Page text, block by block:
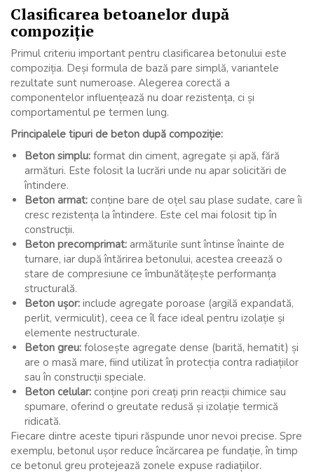
Clasificarea betoanelor după
compoziție
Primul criteriu important pentru clasificarea betonului este
compoziția. Deși formula de bază pare simplă, variantele
rezultate sunt numeroase. Alegerea corectă a
componentelor influențează nu doar rezistența, ci și
comportamentul pe termen lung.
Principalele tipuri de beton după compoziție:
Beton simplu: format din ciment, agregate și apă, fără
armături. Este folosit la lucrări unde nu apar solicitări de
întindere.
Beton armat: conține bare de oțel sau plase sudate, care îi
cresc rezistența la întindere. Este cel mai folosit tip în
construcții.
Beton precomprimat: armăturile sunt întinse înainte de
turnare, iar după întărirea betonului, acestea creează o
stare de compresiune ce îmbunătățește performanța
structurală.
Beton ușor: include agregate poroase (argilă expandată,
perlit, vermiculit), ceea ce îl face ideal pentru izolație și
elemente nestructurale.
Beton greu: folosește agregate dense (barită, hematit) și
are o masă mare, fiind utilizat în protecția contra radiațiilor
sau în construcții speciale.
Beton celular: conține pori creați prin reacții chimice sau
spumare, oferind o greutate redusă și izolație termică
ridicată.
Fiecare dintre aceste tipuri răspunde unor nevoi precise. Spre
exemplu, betonul ușor reduce încărcarea pe fundație, în timp
ce betonul greu protejează zonele expuse radiațiilor.